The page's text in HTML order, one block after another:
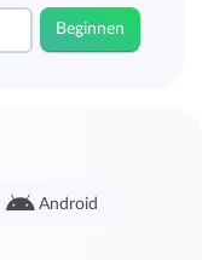
Beginnen
Android